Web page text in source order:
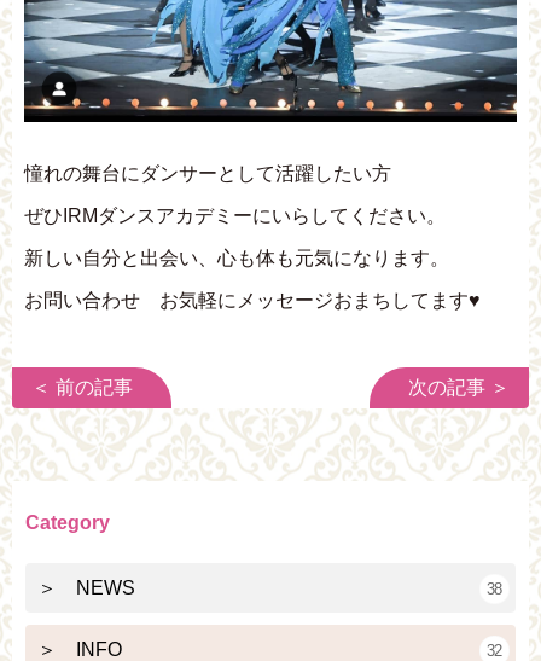
憧れの舞台にダンサーとして活躍したい方
ぜひIRMダンスアカデミーにいらしてください。
新しい自分と出会い、心も体も元気になります。
お問い合わせ お気軽にメッセージおまちしてます♥
＜ 前の記事 次の記事 ＞
Category
＞ NEWS 38
＞ INFO 32